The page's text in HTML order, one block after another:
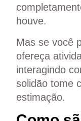
houve.
Mas se você
ofereça
interagindo
solidão tome
estimação.